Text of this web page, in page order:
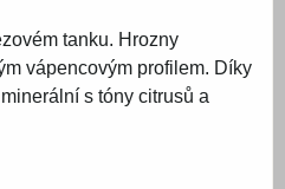
tanku. Hrozny
vápencovým profilem. Díky
s tóny citrusů a